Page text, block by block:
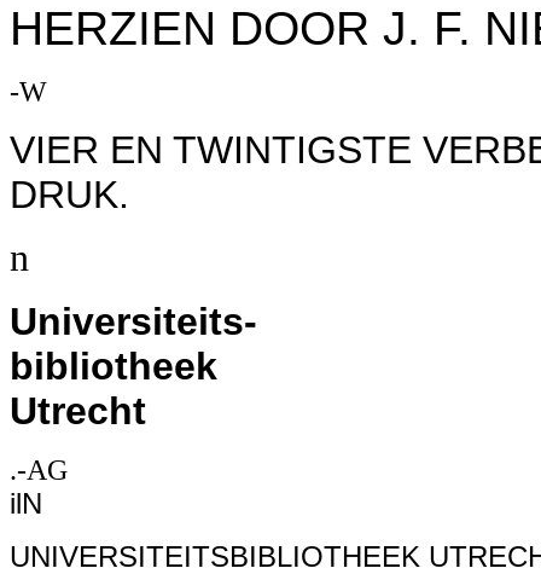
HERZIEN DOOR J. F.
-W
VIER EN TWINTIGSTE
DRUK.
n
Universiteits-
bibliotheek
Utrecht
.-AG
ilN
UNIVERSITEITSBIBLIOTHEEK